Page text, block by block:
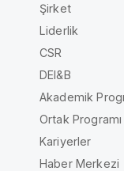
Şirket
Liderlik
CSR
DEI&B
Akademik
Ortak Programı
Kariyerler
Haber Merkezi